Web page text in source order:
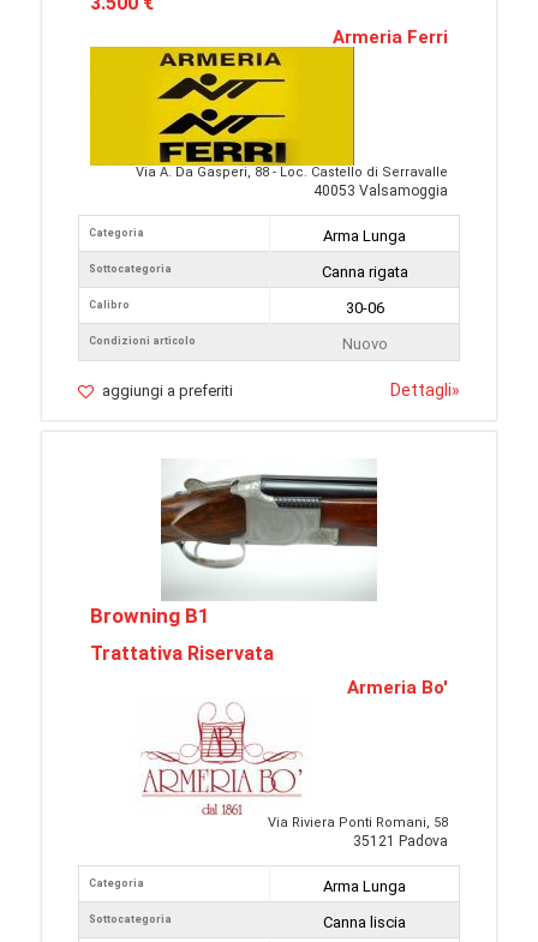
Armeria Ferri
Via A. Da Gasperi, 88 - Loc. Castello di Serravalle
40053 Valsamoggia
Categoria
Sottocategoria
Calibro
Condizioni articolo
Arma Lunga
Canna rigata
30-06
Nuovo
aggiungi a preferiti Dettagli»
Browning B1
Trattativa Riservata
Armeria Bo'
Via Riviera Ponti Romani, 58
35121 Padova
Categoria
Sottocategoria
Arma Lunga
Canna liscia